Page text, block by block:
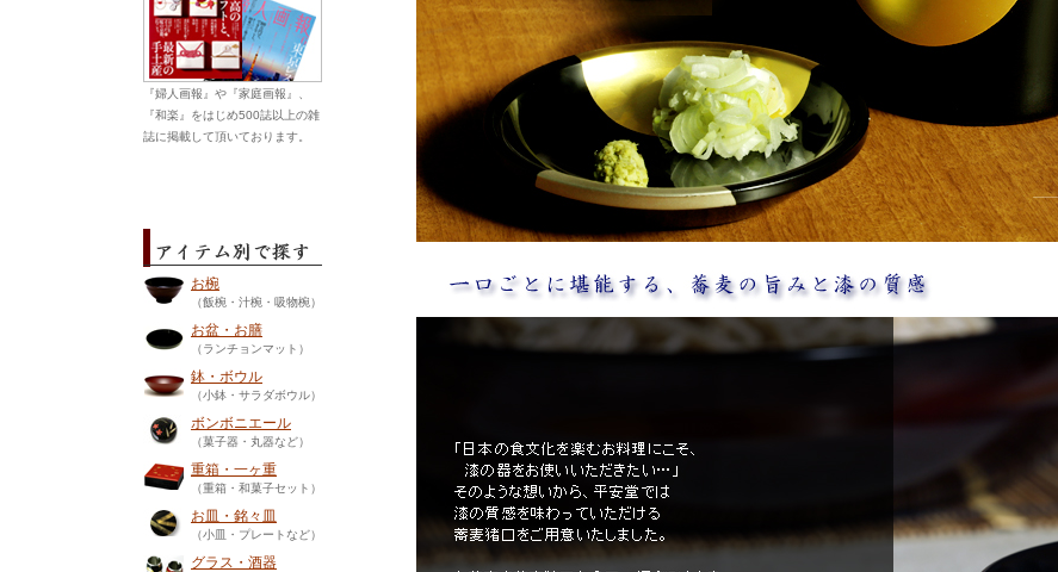
『婦人画報』や『家庭画報』、
『和楽』をはじめ500誌以上の雑
誌に掲載して頂いております。
お椀
（飯椀・汁椀・吸物椀）
お盆・お膳
（ランチョンマット）
鉢・ボウル
（小鉢・サラダボウル）
ボンボニエール
（菓子器・丸器など）
重箱・一ヶ重
（重箱・和菓子セット）
お皿・銘々皿
（小皿・プレートなど）
グラス・酒器